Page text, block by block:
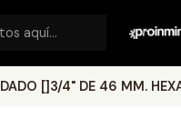
DADO []3/4" DE 46 MM.